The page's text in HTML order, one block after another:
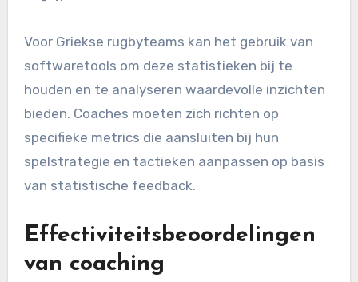
Voor Griekse rugbyteams kan het gebruik van
softwaretools om deze statistieken bij te
houden en te analyseren waardevolle inzichten
bieden. Coaches moeten zich richten op
specifieke metrics die aansluiten bij hun
spelstrategie en tactieken aanpassen op basis
van statistische feedback.
Effectiviteitsbeoordelingen
van coaching